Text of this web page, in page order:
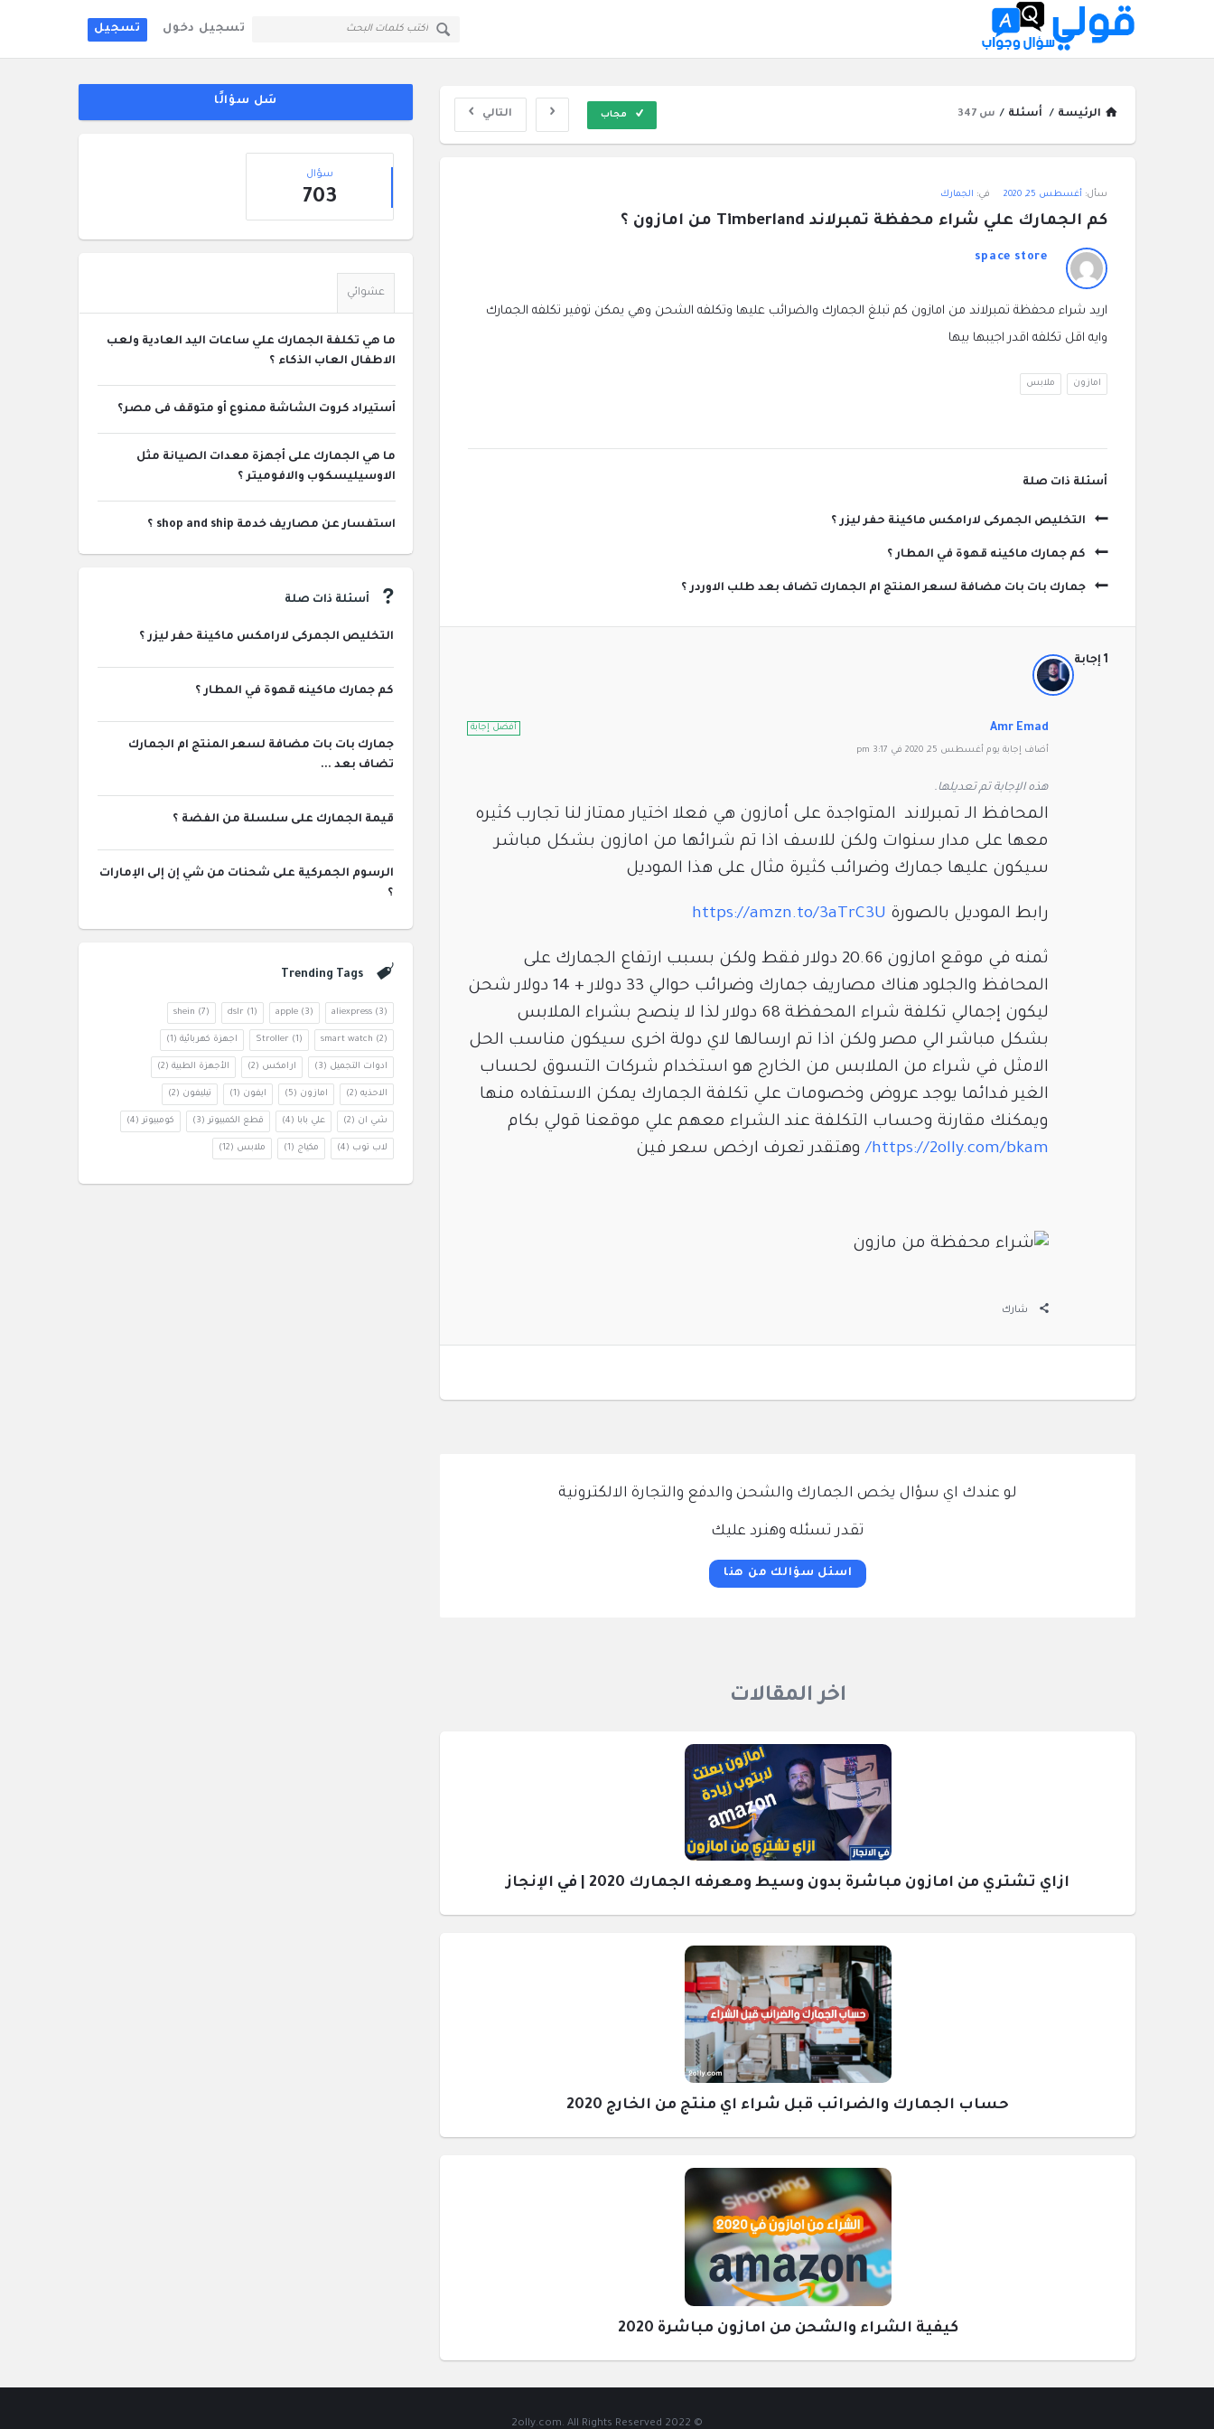
تسجيل دخول تسجيل
قولي
سؤال
وجواب
القائمة
الرئيسة / أسئلة / س 347 التالي مجاب
سؤال
وجواب
الاحدث
أسئلة
سأل: أغسطس 25, 2020 في: الجمارك
كم الجمارك علي شراء محفظة تمبرلاند Timberland من امازون ؟
space store
اريد شراء محفظة تمبرلاند من امازون كم تبلغ الجمارك والضرائب عليها وتكلفه الشحن وهي يمكن توفير تكلفه الجمارك
وايه اقل تكلفه اقدر اجيبها بيها
امازون ملابس
‫أسئلة ذات صلة
التخليص الجمركى لارامكس ماكينة حفر ليزر ؟
كم جمارك ماكينه قهوة في المطار ؟
جمارك بات بات مضافة لسعر المنتج ام الجمارك تضاف بعد طلب الاوردر ؟
‫1 إجابة
أفضل إجابة Amr Emad
‫أضاف ‫‫إجابة يوم أغسطس 25, 2020 في 3:17 pm
‫‫هذه الإجابة تم تعديلها.
المحافظ الـ تمبرلاند المتواجدة على أمازون هي فعلا اختيار ممتاز لنا تجارب كثيره
معها على مدار سنوات ولكن للاسف اذا تم شرائها من امازون بشكل مباشر
سيكون عليها جمارك وضرائب كثيرة مثال على هذا الموديل
رابط الموديل بالصورة https://amzn.to/3aTrC3U
ثمنه في موقع امازون 20.66 دولار فقط ولكن بسبب ارتفاع الجمارك على
المحافظ والجلود هناك مصاريف جمارك وضرائب حوالي 33 دولار + 14 دولار شحن
ليكون إجمالي تكلفة شراء المحفظة 68 دولار لذا لا ينصح بشراء الملابس
بشكل مباشر الي مصر ولكن اذا تم ارسالها لاي دولة اخرى سيكون مناسب الحل
الامثل في شراء من الملابس من الخارج هو استخدام شركات التسوق لحساب
الغير فدائما يوجد عروض وخصومات علي تكلفة الجمارك يمكن الاستفاده منها
ويمكنك مقارنة وحساب التكلفة عند الشراء معهم علي موقعنا قولي بكام
https://2olly.com/bkam/ وهتقدر تعرف ارخص سعر فين
شارك
لو عندك اي سؤال يخص الجمارك والشحن والدفع والتجارة الالكترونية
تقدر تسئله وهنرد عليك
اسئل سؤالك من هنا
اخر المقالات
ازاي تشتري من امازون مباشرة بدون وسيط ومعرفه الجمارك 2020 | في الإنجاز
حساب الجمارك والضرائب قبل شراء اي منتج من الخارج 2020
كيفية الشراء والشحن من امازون مباشرة 2020
سَل سؤالًا
إحصائيات
سؤال
703
عشوائي
ما هي تكلفة الجمارك علي ساعات اليد العادية ولعب
الاطفال العاب الذكاء ؟
أستيراد كروت الشاشة ممنوع أو متوقف فى مصر؟
ما هي الجمارك على أجهزة معدات الصيانة مثل
الاوسيليسكوب والافوميتر ؟
استفسار عن مصاريف خدمة shop and ship ؟
أسئلة ذات صلة
التخليص الجمركى لارامكس ماكينة حفر ليزر ؟
كم جمارك ماكينه قهوة في المطار ؟
جمارك بات بات مضافة لسعر المنتج ام الجمارك
تضاف بعد ...
قيمة الجمارك على سلسلة من الفضة ؟
الرسوم الجمركية على شحنات من شي إن إلى الإمارات
؟
Trending Tags
aliexpress(3)
apple(3)
dslr (1)
shein (7)
smart watch (2)
Stroller (1) اجهزة كهربائية (1)
ادوات التجميل (3) ارامكس (2) الأجهزة الطبية (2)
الاحذيه (2) امازون (5) ايفون (1) تيليفون (2)
شي ان (2) علي بابا (4) قطع الكمبيوتر (3) كومبيوتر (4)
لاب توب (4) مكياج (1) ملابس (12)
© 2022 2olly.com. All Rights Reserved